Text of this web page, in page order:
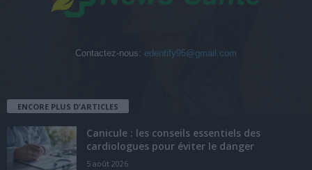
Contactez-nous: edentify95@gmail.com
ENCORE PLUS D'ARTICLES
Canicule : les conseils essentiels des
cardiologues pour éviter le danger
5 août 2026